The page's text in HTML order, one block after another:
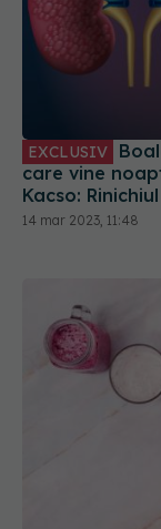
EXCLUSIV
care vine
Kacso:
este prea
14 mar 2023, 11:48